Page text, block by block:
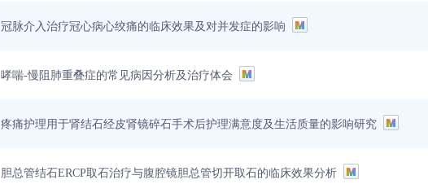
冠脉介入治疗冠心病心绞痛的临床效果及对并发症的影响
哮喘-慢阻肺重叠症的常见病因分析及治疗体会
疼痛护理用于肾结石经皮肾镜碎石手术后护理满意度及生活质量的影响研究
胆总管结石ERCP取石治疗与腹腔镜胆总管切开取石的临床效果分析